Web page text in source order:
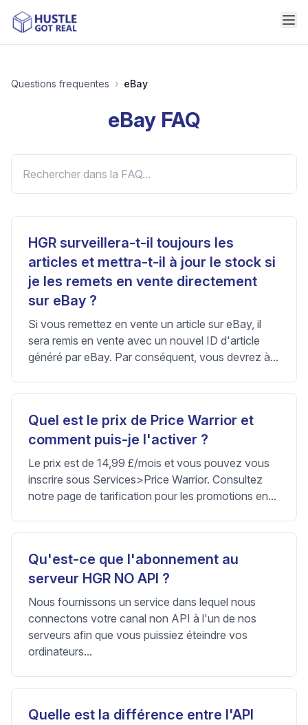
Questions frequentes › eBay
eBay FAQ
HGR surveillera-t-il toujours les
articles et mettra-t-il à jour le stock si
je les remets en vente directement
sur eBay ?
Si vous remettez en vente un article sur eBay, il
sera remis en vente avec un nouvel ID d'article
généré par eBay. Par conséquent, vous devrez à...
Quel est le prix de Price Warrior et
comment puis-je l'activer ?
Le prix est de 14,99 £/mois et vous pouvez vous
inscrire sous Services>Price Warrior. Consultez
notre page de tarification pour les promotions en...
Qu'est-ce que l'abonnement au
serveur HGR NO API ?
Nous fournissons un service dans lequel nous
connectons votre canal non API à l'un de nos
serveurs afin que vous puissiez éteindre vos
ordinateurs...
Quelle est la différence entre l'API